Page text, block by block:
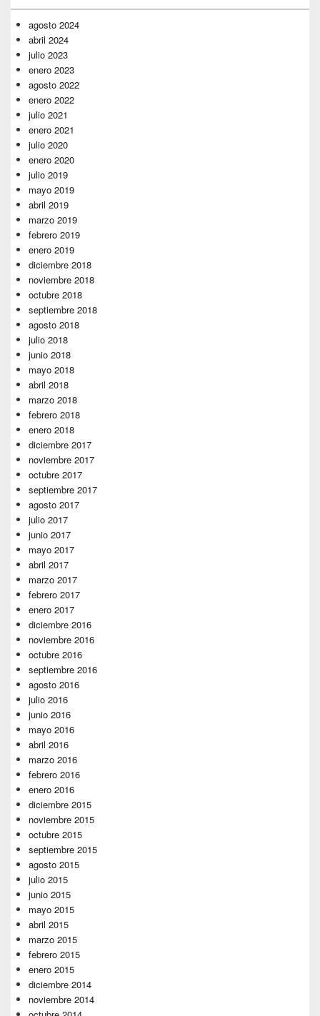
primaria
agosto 2024
abril 2024
julio 2023
enero 2023
agosto 2022
enero 2022
julio 2021
enero 2021
julio 2020
enero 2020
julio 2019
mayo 2019
abril 2019
marzo 2019
febrero 2019
enero 2019
diciembre 2018
noviembre 2018
octubre 2018
septiembre 2018
agosto 2018
julio 2018
junio 2018
mayo 2018
abril 2018
marzo 2018
febrero 2018
enero 2018
diciembre 2017
noviembre 2017
octubre 2017
septiembre 2017
agosto 2017
julio 2017
junio 2017
mayo 2017
abril 2017
marzo 2017
febrero 2017
enero 2017
diciembre 2016
noviembre 2016
octubre 2016
septiembre 2016
agosto 2016
julio 2016
junio 2016
mayo 2016
abril 2016
marzo 2016
febrero 2016
enero 2016
diciembre 2015
noviembre 2015
octubre 2015
septiembre 2015
agosto 2015
julio 2015
junio 2015
mayo 2015
abril 2015
marzo 2015
febrero 2015
enero 2015
diciembre 2014
noviembre 2014